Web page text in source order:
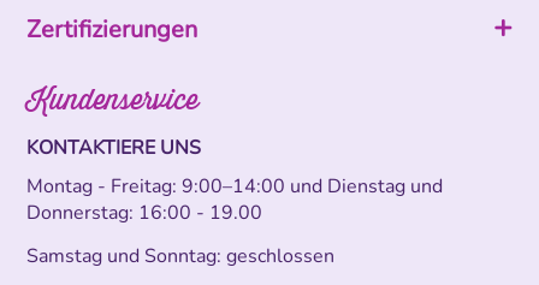
Kundenservice
KONTAKTIERE UNS
Montag - Freitag: 9:00–14:00 und Dienstag und
Donnerstag: 16:00 - 19.00
Samstag und Sonntag: geschlossen
Zertifizierungen